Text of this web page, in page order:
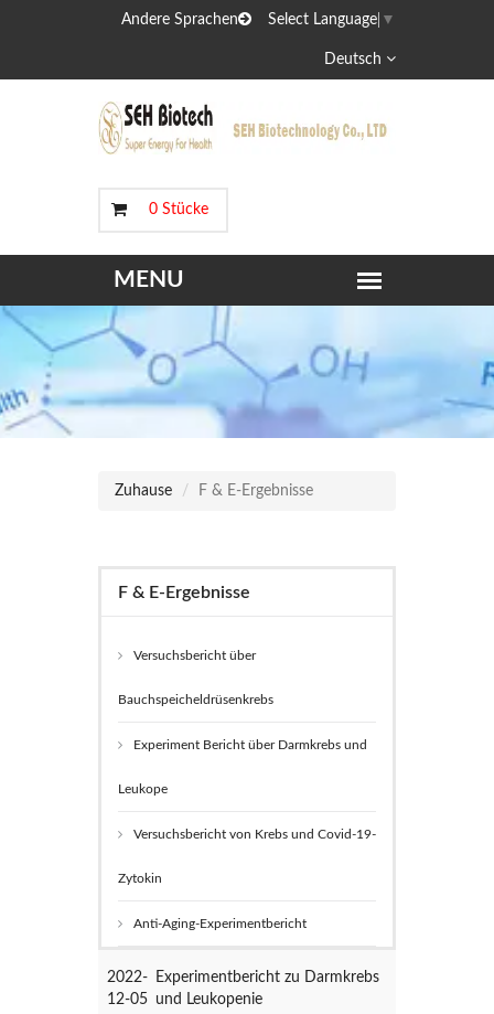
Andere Sprachen Select Language ▼
Deutsch
0 Stücke
Zuhause F & E-Ergebnisse
F & E-Ergebnisse
Versuchsbericht über
Bauchspeicheldrüsenkrebs
Experiment Bericht über Darmkrebs und
Leukope
Versuchsbericht von Krebs und Covid-19-
Zytokin
Anti-Aging-Experimentbericht
2022-
12-05
Experimentbericht zu Darmkrebs
und Leukopenie